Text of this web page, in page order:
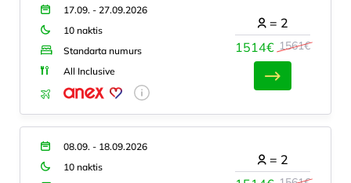
17.09. - 27.09.2026
10 naktis
Standarta numurs
All Inclusive
1514€ 1561€
= 2
08.09. - 18.09.2026
10 naktis
= 2